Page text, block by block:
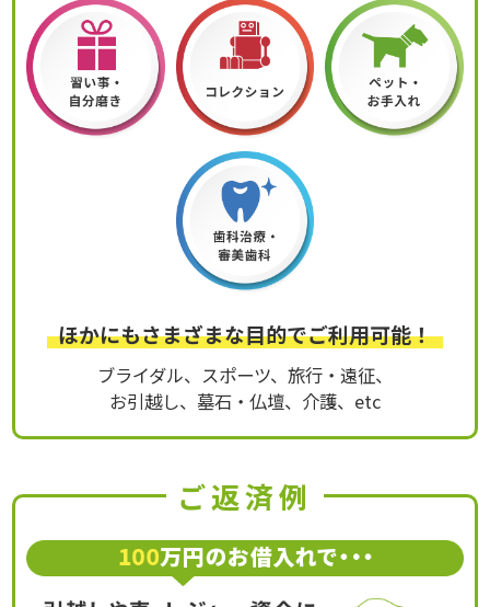
ほかにもさまざまな目的でご利用可能！
ブライダル、スポーツ、旅行・遠征、
お引越し、墓石・仏壇、介護、etc
ご返済例